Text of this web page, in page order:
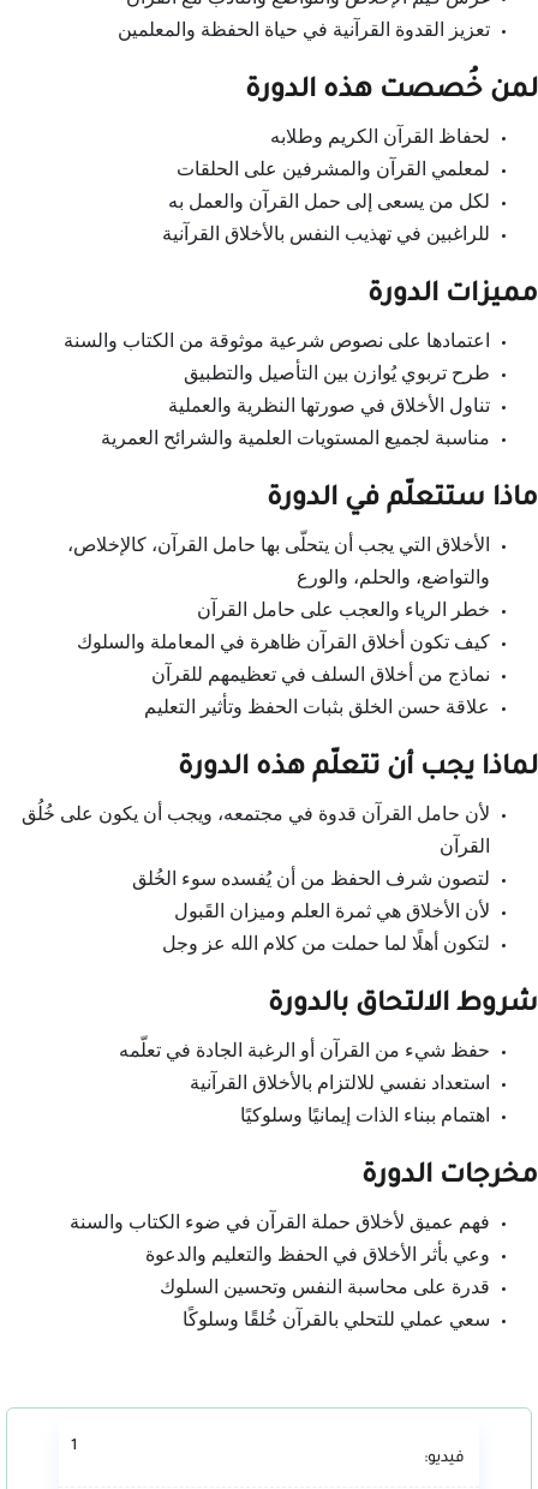
تعزيز القدوة القرآنية في حياة الحفظة والمعلمين
لمن خُصصت هذه الدورة
لحفاظ القرآن الكريم وطلابه
لمعلمي القرآن والمشرفين على الحلقات
لكل من يسعى إلى حمل القرآن والعمل به
للراغبين في تهذيب النفس بالأخلاق القرآنية
مميزات الدورة
اعتمادها على نصوص شرعية موثوقة من الكتاب والسنة
طرح تربوي يُوازن بين التأصيل والتطبيق
تناول الأخلاق في صورتها النظرية والعملية
مناسبة لجميع المستويات العلمية والشرائح العمرية
ماذا ستتعلّم في الدورة
الأخلاق التي يجب أن يتحلّى بها حامل القرآن، كالإخلاص،
والتواضع، والحلم، والورع
خطر الرياء والعجب على حامل القرآن
كيف تكون أخلاق القرآن ظاهرة في المعاملة والسلوك
نماذج من أخلاق السلف في تعظيمهم للقرآن
علاقة حسن الخلق بثبات الحفظ وتأثير التعليم
لماذا يجب أن تتعلّم هذه الدورة
لأن حامل القرآن قدوة في مجتمعه، ويجب أن يكون على خُلُق
القرآن
لتصون شرف الحفظ من أن يُفسده سوء الخُلق
لأن الأخلاق هي ثمرة العلم وميزان القَبول
لتكون أهلًا لما حملت من كلام الله عز وجل
شروط الالتحاق بالدورة
حفظ شيء من القرآن أو الرغبة الجادة في تعلّمه
استعداد نفسي للالتزام بالأخلاق القرآنية
اهتمام ببناء الذات إيمانيًا وسلوكيًا
مخرجات الدورة
فهم عميق لأخلاق حملة القرآن في ضوء الكتاب والسنة
وعي بأثر الأخلاق في الحفظ والتعليم والدعوة
قدرة على محاسبة النفس وتحسين السلوك
سعي عملي للتحلي بالقرآن خُلقًا وسلوكًا
فيديو:
1